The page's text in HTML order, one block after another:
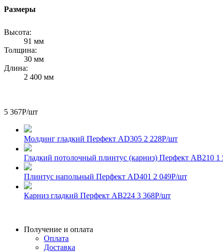
Размеры
Высота:
91 мм
Толщина:
30 мм
Длина:
2 400 мм
5 367Р/шт
Молдинг гладкий Перфект AD305 2 228Р/шт
Гладкий потолочный плинтус (карниз) Перфект AB210 1
Плинтус напольный Перфект AD401 2 049Р/шт
Карниз гладкий Перфект AB224 3 368Р/шт
Получение и оплата
Оплата
Доставка